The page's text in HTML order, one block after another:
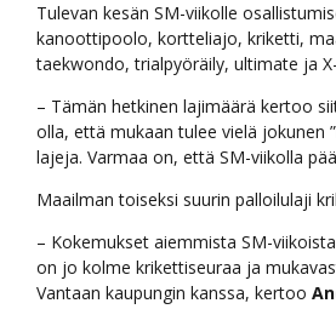
Tulevan kesän SM-viikolle
kanoottipoolo, kortteliajo, kriketti,
taekwondo, trialpyöräily, ultimate ja
– Tämän hetkinen lajimäärä kertoo
olla, että mukaan tulee vielä jokunen
lajeja. Varmaa on, että SM-viikolla
Maailman toiseksi suurin palloilulaji
– Kokemukset aiemmista SM-
on jo kolme krikettiseuraa ja
Vantaan kaupungin kanssa, kertoo